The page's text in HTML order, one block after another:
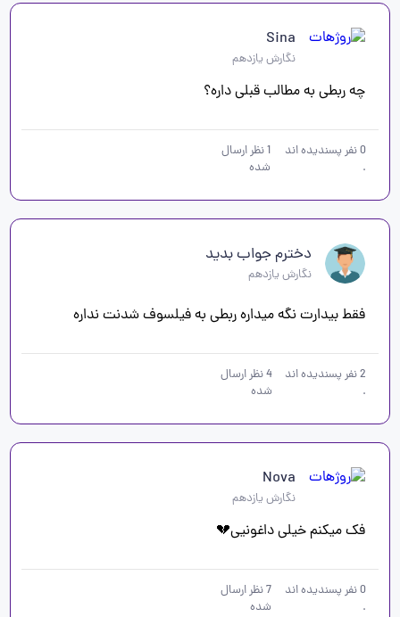
Sina
نگارش یازدهم
چه ربطی به مطالب قبلی داره؟
0نفر پسندیده اند
.
1نظر ارسال
شده
دخترم جواب بدید
نگارش یازدهم
فقط بیدارت نگه میداره ربطی به فیلسوف شدنت نداره
2نفر پسندیده اند
.
4نظر ارسال
شده
Nova
نگارش یازدهم
فک میکنم خیلی داغونیی💔
0نفر پسندیده اند
.
7نظر ارسال
شده